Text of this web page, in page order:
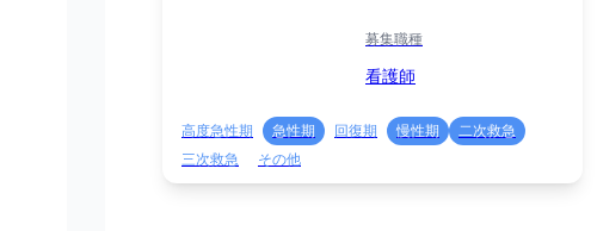
募集職種
看護師
高度急性期 急性期 回復期 慢性期
二次救急
三次救急
その他